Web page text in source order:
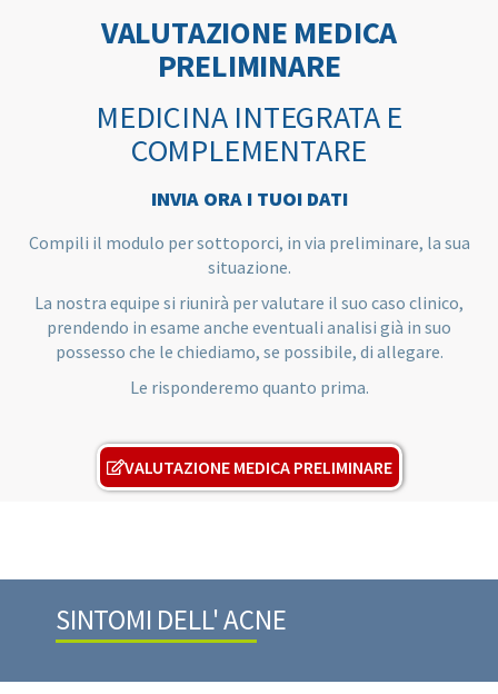
VALUTAZIONE MEDICA
PRELIMINARE
MEDICINA INTEGRATA E
COMPLEMENTARE
INVIA ORA I TUOI DATI
Compili il modulo per sottoporci, in via preliminare, la sua
situazione.
La nostra equipe si riunirà per valutare il suo caso clinico,
prendendo in esame anche eventuali analisi già in suo
possesso che le chiediamo, se possibile, di allegare.
Le risponderemo quanto prima.
VALUTAZIONE MEDICA PRELIMINARE
SINTOMI DELL' ACNE